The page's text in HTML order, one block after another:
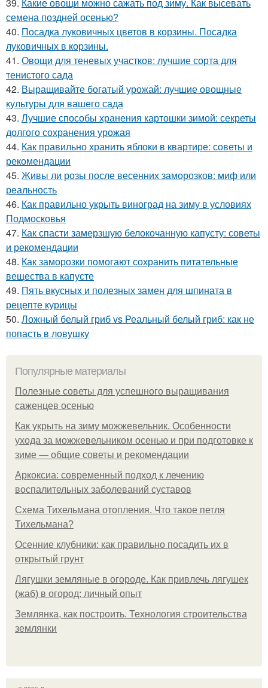
семена поздней осенью?
40. Посадка луковичных цветов в корзины. Посадка
луковичных в корзины.
41. Овощи для теневых участков: лучшие сорта для
тенистого сада
42. Выращивайте богатый урожай: лучшие овощные
культуры для вашего сада
43. Лучшие способы хранения картошки зимой: секреты
долгого сохранения урожая
44. Как правильно хранить яблоки в квартире: советы и
рекомендации
45. Живы ли розы после весенних заморозков: миф или
реальность
46. Как правильно укрыть виноград на зиму в условиях
Подмосковья
47. Как спасти замерзшую белокочанную капусту: советы
и рекомендации
48. Как заморозки помогают сохранить питательные
вещества в капусте
49. Пять вкусных и полезных замен для шпината в
рецепте курицы
50. Ложный белый гриб vs Реальный белый гриб: как не
попасть в ловушку
Популярные материалы
Полезные советы для успешного выращивания
саженцев осенью
Как укрыть на зиму можжевельник. Особенности
ухода за можжевельником осенью и при подготовке к
зиме — общие советы и рекомендации
Аркоксиа: современный подход к лечению
воспалительных заболеваний суставов
Схема Тихельмана отопления. Что такое петля
Тихельмана?
Осенние клубники: как правильно посадить их в
открытый грунт
Лягушки земляные в огороде. Как привлечь лягушек
(жаб) в огород: личный опыт
Землянка, как построить. Технология строительства
землянки